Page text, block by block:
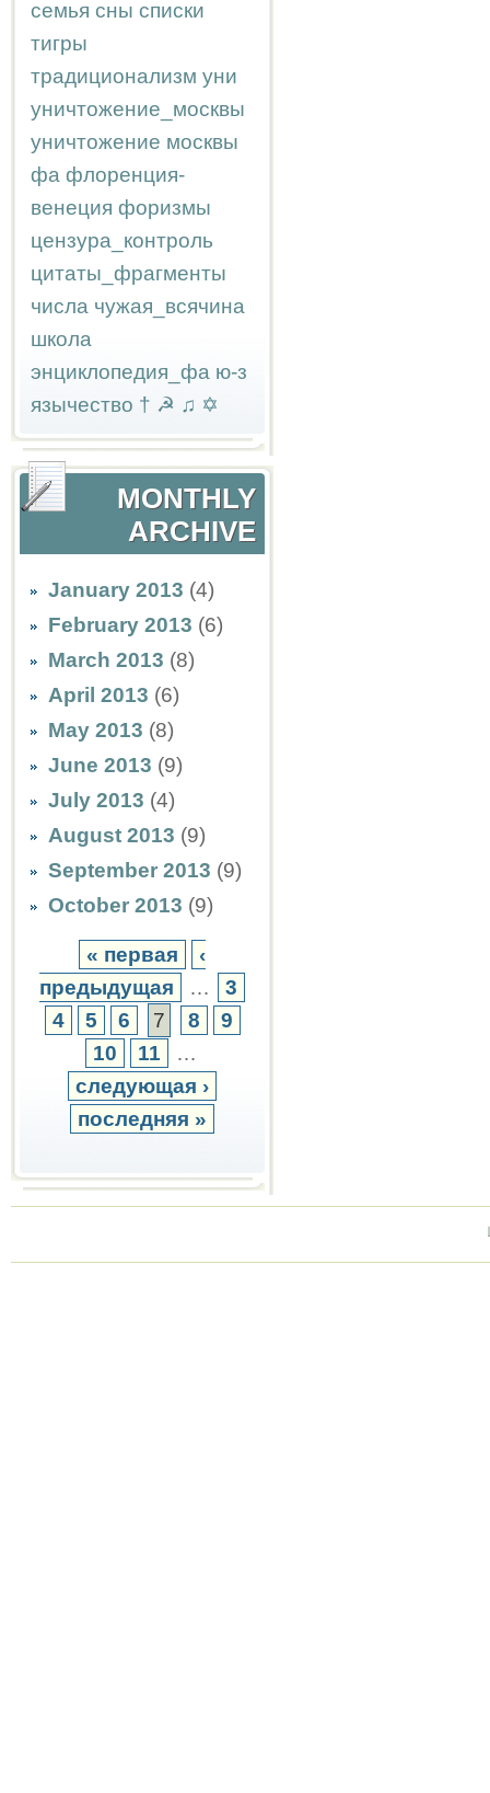
семья сны списки
тигры
традиционализм уни
уничтожение_москвы
уничтожение москвы
фа флоренция-
венеция форизмы
цензура_контроль
цитаты_фрагменты
числа чужая_всячина
школа
энциклопедия_фа ю-з
язычество † ☭ ♫ ✡
MONTHLY
ARCHIVE
January 2013 (4)
February 2013 (6)
March 2013 (8)
April 2013 (6)
May 2013 (8)
June 2013 (9)
July 2013 (4)
August 2013 (9)
September 2013 (9)
October 2013 (9)
« первая
‹
предыдущая
…
3
4
5 6 7 8
9
10
11
…
следующая ›
последняя »